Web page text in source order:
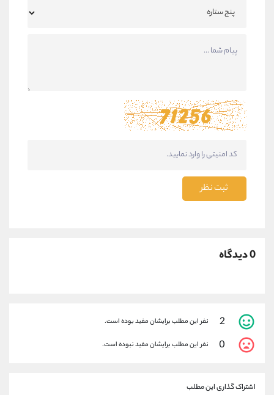
ثبت نظر
0 دیدگاه
2 نفر این مطلب برایشان مفید بوده است.
0 نفر این مطلب برایشان مفید نبوده است.
اشتراک گذاری این مطلب